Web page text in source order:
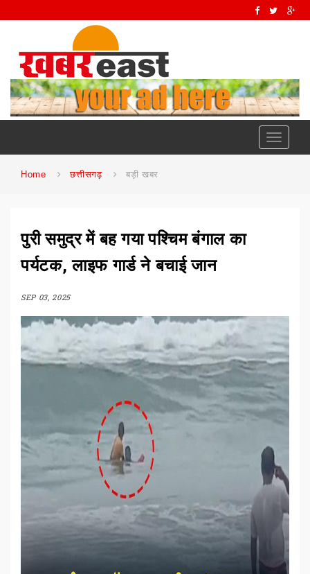
Toggle
Home छत्तीसगढ़ बड़ी खबर
पुरी समुद्र में बह गया पश्चिम बंगाल का
पर्यटक, लाइफ गार्ड ने बचाई जान
SEP 03, 2025